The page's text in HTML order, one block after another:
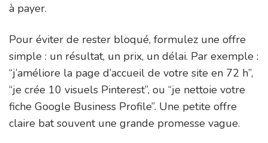
à payer.
Pour éviter de rester bloqué, formulez une offre
simple : un résultat, un prix, un délai. Par exemple :
“j’améliore la page d’accueil de votre site en 72 h”,
“je crée 10 visuels Pinterest”, ou “je nettoie votre
fiche Google Business Profile”. Une petite offre
claire bat souvent une grande promesse vague.